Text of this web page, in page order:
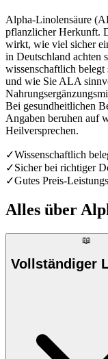
Alpha-Linolensäure
pflanzlicher Herkunft.
wirkt, wie viel sicher
in Deutschland achten
wissenschaftlich
und wie Sie ALA
Bei gesundheitlichen
Angaben beruhen auf
Heilversprechen.
✓Wissenschaftlich
✓Sicher bei richtiger
✓Gutes Preis-
Alles über
📖
Vollständiger